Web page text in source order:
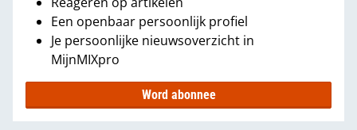
Een openbaar persoonlijk profiel
Je persoonlijke nieuwsoverzicht in
MijnMIXpro
Word abonnee